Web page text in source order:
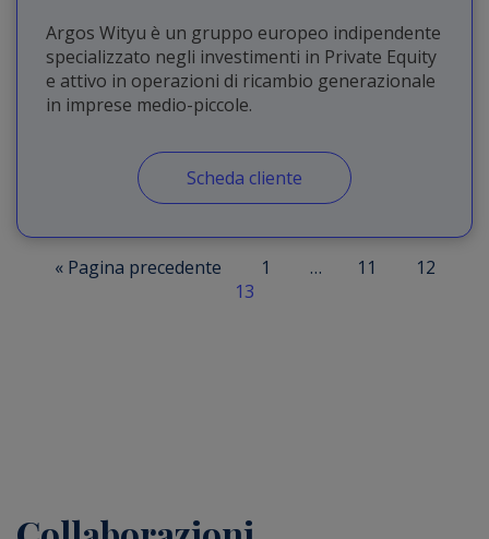
Argos Wityu è un gruppo europeo indipendente
specializzato negli investimenti in Private Equity
e attivo in operazioni di ricambio generazionale
in imprese medio-piccole.
Scheda cliente
« Pagina precedente 1 … 11
12
13